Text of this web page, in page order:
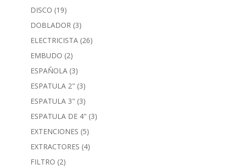
DISCO (19)
DOBLADOR (3)
ELECTRICISTA (26)
EMBUDO (2)
ESPAÑOLA (3)
ESPATULA 2" (3)
ESPATULA 3" (3)
ESPATULA DE 4" (3)
EXTENCIONES (5)
EXTRACTORES (4)
FILTRO (2)